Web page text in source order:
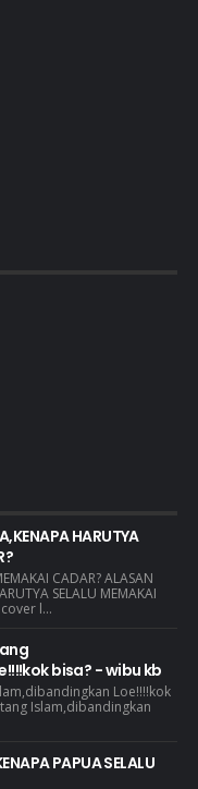
HARUTYA
CADAR? ALASAN
SELALU MEMAKAI
l...
bisa? - wibu kb
Loe!!!!kok
Islam,dibandingkan
PAPUA SELALU